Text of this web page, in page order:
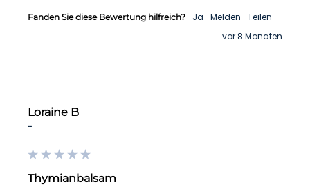
Fanden Sie diese Bewertung hilfreich? Ja Melden
Teilen
vor 8 Monaten
Loraine B
""
Thymianbalsam